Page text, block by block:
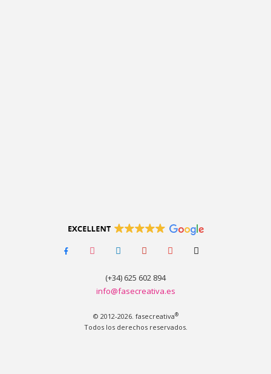
facebook-instagramlinkedin pinterestyoutube tiktok
(+34) 625 602 894
info@fasecreativa.es
© 2012-2026. fasecreativa®
Todos los derechos reservados.